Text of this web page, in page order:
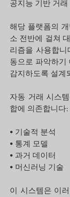
공지능 기반 거
해당 플랫폼의
소 전반에 걸쳐
리즘을 사용합
동으로 파악하기
감지하도록 설계
자동 거래 시스
합에 의존합니다:
• 기술적 분석
• 통계 모델
• 과거 데이터
• 머신러닝 기술
이 시스템은 이